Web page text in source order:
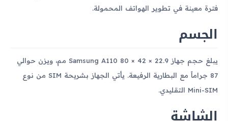
فترة معينة في تطوير الهواتف المحمولة.
الجسم
يبلغ حجم جهاز Samsung A110 80 × 42 × 22.9 مم، ويزن حوالي
87 جراماً مع البطارية الرفيعة. يأتي الجهاز بشريحة SIM من نوع
Mini-SIM التقليدي.
الشاشة